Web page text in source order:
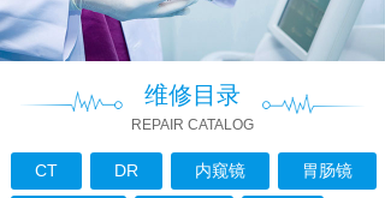
维修目录
REPAIR CATALOG
CT DR 内窥镜 胃肠镜